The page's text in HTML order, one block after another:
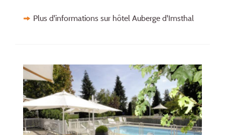
Plus d'informations sur hôtel Auberge d'Imsthal